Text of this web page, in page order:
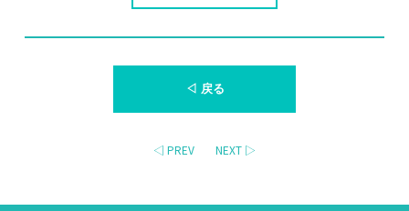
◁ 戻る
◁ PREV NEXT ▷